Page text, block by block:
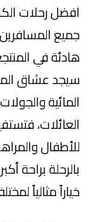
افضل رحلات
جميع
هادئة في
سيجد عشاق
المائية
العائلات،
للأطفال
بالرحلة براحة
خياراً مثالياً